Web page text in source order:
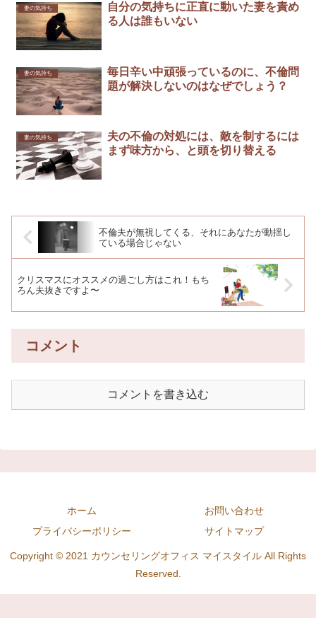
妻の気持ち
自分の気持ちに正直に動いた妻を責め
る人は誰もいない
妻の気持ち
毎日辛い中頑張っているのに、不倫問
題が解決しないのはなぜでしょう？
妻の気持ち
夫の不倫の対処には、敵を制するには
まず味方から、と頭を切り替える
不倫夫が無視してくる、それにあなたが動揺し
ている場合じゃない
クリスマスにオススメの過ごし方はこれ！もち
ろん夫抜きですよ〜
コメント
コメントを書き込む
ホーム
お問い合わせ
プライバシーポリシー
サイトマップ
Copyright © 2021 カウンセリングオフィス マイスタイル All Rights
Reserved.